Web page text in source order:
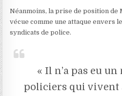
Néanmoins, la prise de position de
vécue comme une attaque envers
syndicats de police.
« Il n’a pas eu
policiers qui vivent